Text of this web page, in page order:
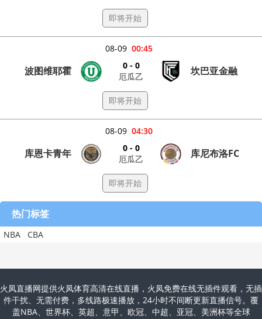
即将开始
00:45
08-09
波图维耶霍
0 - 0
厄瓜乙
坎巴亚金融
即将开始
04:30
08-09
库恩卡青年
0 - 0
厄瓜乙
库尼布洛FC
即将开始
热门标签
NBA CBA
火凤直播网提供火凤体育高清在线直播，火凤免费在线无插件观看，无插
件干扰、无需付费，多线路极速播放，24小时不间断更新直播信号。覆
盖NBA、世界杯、英超、意甲、欧冠、中超、亚冠、美洲杯等全球